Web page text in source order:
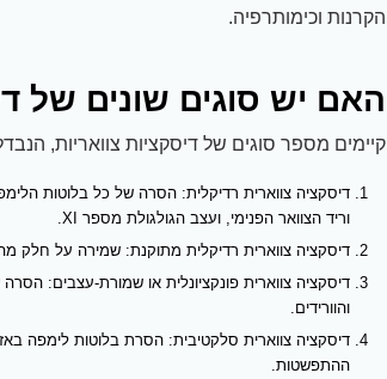
הקרנות וכימותרפיה.
האם יש סוגים שונים של
קיימים מספר סוגים של דיסקציות צוואריות,
וריד הצוואר הפנימי, ועצב הגולגולת מספר XI.
דיסקציה צווארית רדיקלית מתוקנת: שמירה על חלק
דיסקציה צווארית פונקציונלית או שמורת-עצבים:
והוורידים.
דיסקציה צווארית סלקטיבית: הסרת בלוטות לימפה
ההתפשטות.